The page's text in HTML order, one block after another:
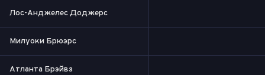
Лос-Анджелес Доджерс
Милуоки Брюэрс
Атланта Брэйвз